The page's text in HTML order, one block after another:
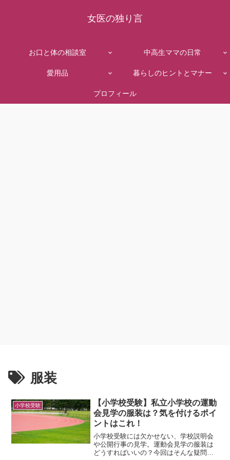
女医の独り言
お口と体の相談室 中高生ママの日常
愛用品 暮らしのヒントとマナー
プロフィール
服装
小学校受験
【小学校受験】私立小学校の運動
会見学の服装は？気を付けるポイ
ントはこれ！
小学校受験には欠かせない、学校説明会
や公開行事の見学。運動会見学の服装は
どうすればいいの？今回はそんな疑問に